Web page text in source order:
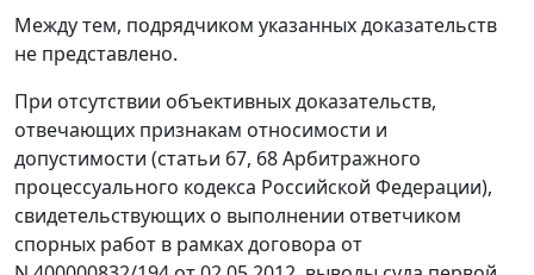
Между тем, подрядчиком указанных доказательств
не представлено.
При отсутствии объективных доказательств,
отвечающих признакам относимости и
допустимости (статьи 67, 68Арбитражного
процессуального кодекса Российской Федерации),
свидетельствующих о выполнении ответчиком
спорных работ в рамках договора от